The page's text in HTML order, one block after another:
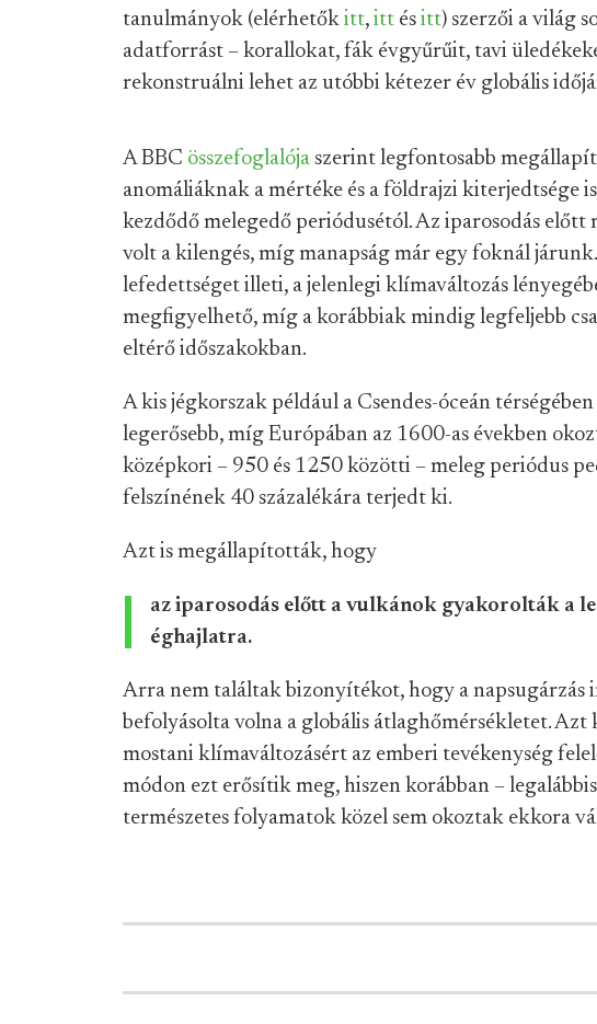
tanulmányok (elérhetők itt, itt és itt) szerzői a világ
adatforrást – korallokat, fák évgyűrűit, tavi
rekonstruálni lehet az utóbbi kétezer év globális
A BBC összefoglalója szerint legfontosabb
anomáliáknak a mértéke és a földrajzi kiterjedtsége
kezdődő melegedő periódusétól. Az iparosodás
volt a kilengés, míg manapság már egy foknál
lefedettséget illeti, a jelenlegi klímaváltozás
megfigyelhető, míg a korábbiak mindig legfeljebb
eltérő időszakokban.
A kis jégkorszak például a Csendes-óceán
legerősebb, míg Európában az 1600-as években
középkori – 950 és 1250 közötti – meleg periódus
felszínének 40 százalékára terjedt ki.
Azt is megállapították, hogy
az iparosodás előtt a vulkánok gyakorolták a
éghajlatra.
Arra nem találtak bizonyítékot, hogy a napsugárzás
befolyásolta volna a globális átlaghőmérsékletet.
mostani klímaváltozásért az emberi tevékenység
módon ezt erősítik meg, hiszen korábban –
természetes folyamatok közel sem okoztak ekkora